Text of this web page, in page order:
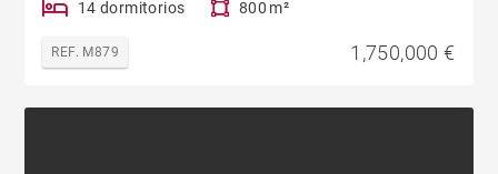
14 dormitorios 800 m²
REF. M879 1,750,000 €